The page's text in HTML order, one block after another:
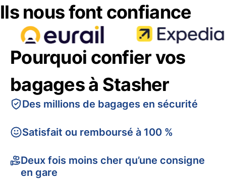
Ils nous font confiance
Pourquoi confier vos
bagages à Stasher
Des millions de bagages en sécurité
Satisfait ou remboursé à 100 %
Deux fois moins cher qu’une consigne
en gare